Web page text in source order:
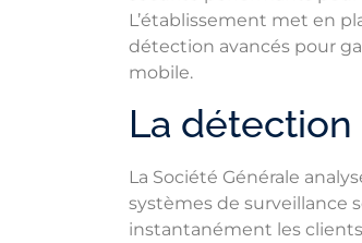
L’établissement met en
détection avancés pour
mobile.
La
La Société Générale
systèmes de surveillance
instantanément les clients